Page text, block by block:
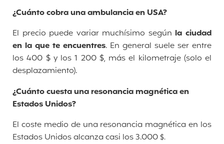
¿Cuánto cobra una ambulancia en USA?
El precio puede variar muchísimo según la ciudad
en la que te encuentres. En general suele ser entre
los 400 $ y los 1 200 $, más el kilometraje (solo el
desplazamiento).
¿Cuánto cuesta una resonancia magnética en
Estados Unidos?
El coste medio de una resonancia magnética en los
Estados Unidos alcanza casi los 3.000$.